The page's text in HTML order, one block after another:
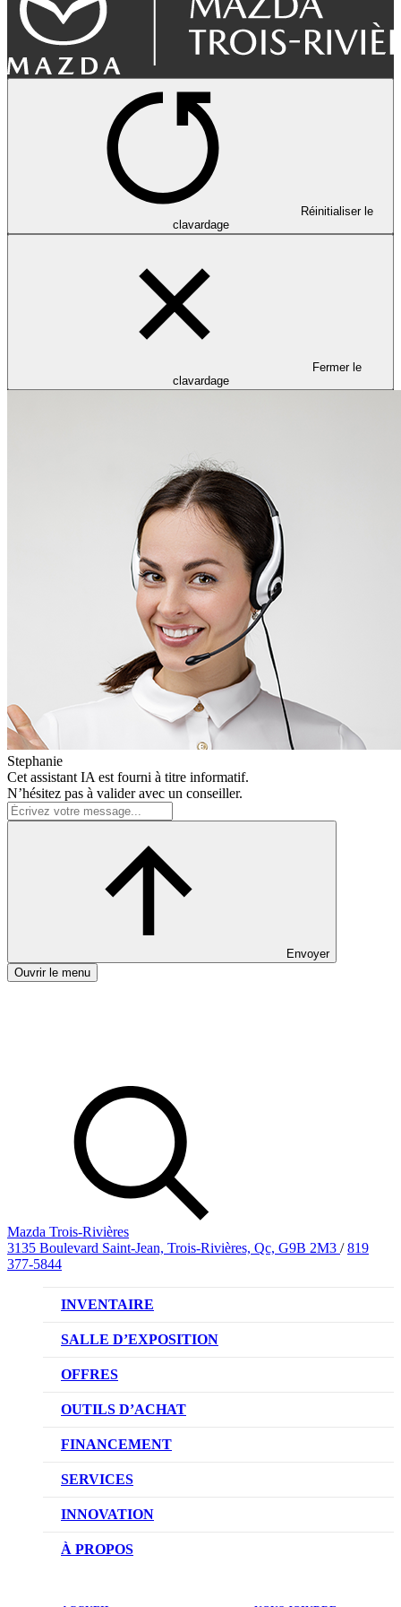
Réinitialiser le
clavardage
Fermer le
clavardage
Stephanie
Cet assistant IA est fourni à titre informatif.
N’hésitez pas à valider avec un conseiller.
Envoyer
Ouvrir le menu
Mazda Trois-Rivières
3135 Boulevard Saint-Jean, Trois-Rivières, Qc, G9B 2M3 / 819
377-5844
INVENTAIRE
VÉHICULES NEUFS
VÉHICULES D’OCCASION
SALLE D’EXPOSITION
OFFRES
OFFRES DU CONCESSIONNAIRE
OUTILS D’ACHAT
CONFIGUREZ VOTRE VÉHICULE
RÉSERVEZ UN ESSAI ROUTIER
DEMANDEZ UN PRIX
FINANCEMENT
NOTRE DIFFÉRENCE
DEMANDE DE CRÉDIT AUTO
SERVICES
NOTRE PROMESSE
PRENDRE UN RENDEZ-VOUS
INNOVATION
TECHNOLOGIE SKYACTIV
À PROPOS